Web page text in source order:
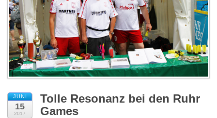
Impressum
JUNI
15
2017
Tolle Resonanz bei den Ruhr
Games